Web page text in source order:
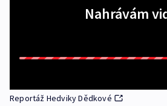
Nahrávám
Reportáž Hedviky Dědkové